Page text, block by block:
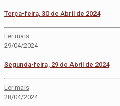
Terça-feira, 30 de Abril de 2024
Ler mais
29/04/2024
Segunda-feira, 29 de Abril de 2024
Ler mais
28/04/2024